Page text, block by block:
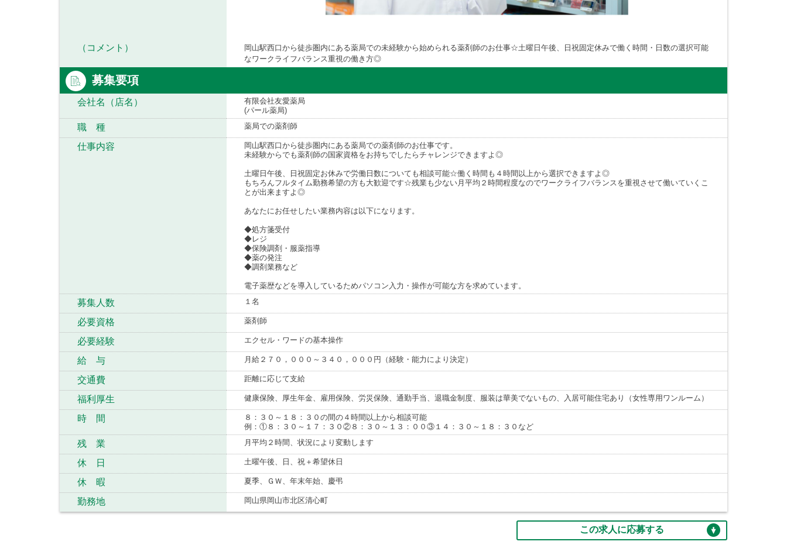
（コメント）
岡山駅西口から徒歩圏内にある薬局での未経験から始められる薬剤師のお仕事☆土曜日午後、日祝固定休みで働く時間・日数の選択可能
なワークライフバランス重視の働き方◎
募集要項
会社名（店名）
有限会社友愛薬局
(パール薬局)
職 種 薬局での薬剤師
仕事内容
岡山駅西口から徒歩圏内にある薬局での薬剤師のお仕事です。
未経験からでも薬剤師の国家資格をお持ちでしたらチャレンジできますよ◎
土曜日午後、日祝固定お休みで労働日数についても相談可能☆働く時間も４時間以上から選択できますよ◎
もちろんフルタイム勤務希望の方も大歓迎です☆残業も少ない月平均２時間程度なのでワークライフバランスを重視させて働いていくこ
とが出来ますよ◎
あなたにお任せしたい業務内容は以下になります。
◆処方箋受付
◆レジ
◆保険調剤・服薬指導
◆薬の発注
◆調剤業務など
電子薬歴などを導入しているためパソコン入力・操作が可能な方を求めています。
募集人数 １名
必要資格 薬剤師
必要経験 エクセル・ワードの基本操作
給 与 月給２７０，０００～３４０，０００円（経験・能力により決定）
交通費 距離に応じて支給
福利厚生 健康保険、厚生年金、雇用保険、労災保険、通勤手当、退職金制度、服装は華美でないもの、入居可能住宅あり（女性専用ワンルーム）
時 間
８：３０～１８：３０の間の４時間以上から相談可能
例：①８：３０～１７：３０②８：３０～１３：００③１４：３０～１８：３０など
残 業 月平均２時間、状況により変動します
休 日 土曜午後、日、祝＋希望休日
休 暇 夏季、ＧＷ、年末年始、慶弔
勤務地 岡山県岡山市北区清心町
この求人に応募する